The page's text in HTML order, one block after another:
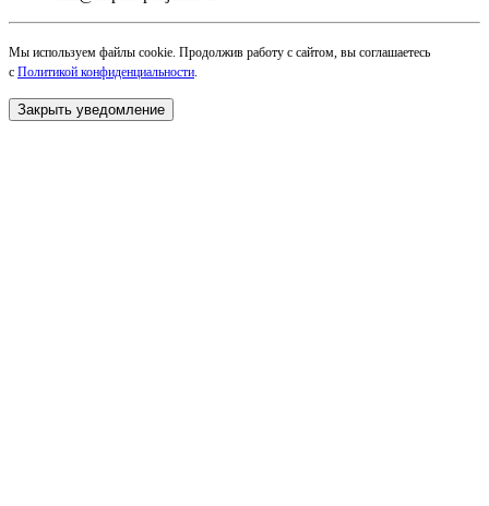
Мы используем файлы cookie. Продолжив работу с сайтом, вы соглашаетесь
с Политикой конфиденциальности.
Закрыть уведомление